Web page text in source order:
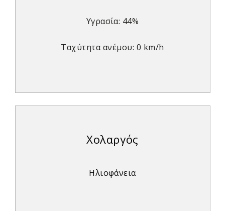
Υγρασία: 44%
Ταχύτητα ανέμου: 0 km/h
Χολαργός
Ηλιοφάνεια